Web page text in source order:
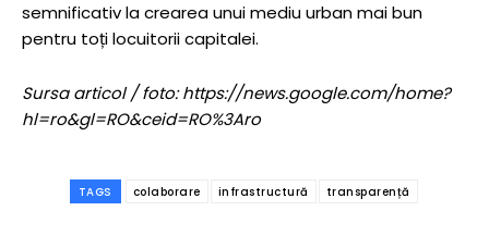
semnificativ la crearea unui mediu urban mai bun
pentru toți locuitorii capitalei.
Sursa articol / foto: https://news.google.com/home?
hl=ro&gl=RO&ceid=RO%3Aro
TAGS colaborare infrastructură transparență